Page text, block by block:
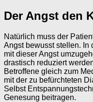
Der Angst den
Natürlich muss der
Angst bewusst stellen. In
mit dieser Angst
drastisch reduziert
Betroffene gleich zum
mit der zu befürchteten
Selbst
Genesung beitragen.